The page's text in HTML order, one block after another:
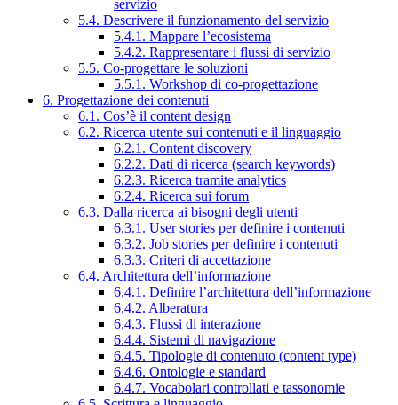
servizio
5.4. Descrivere il funzionamento del servizio
5.4.1. Mappare l’ecosistema
5.4.2. Rappresentare i flussi di servizio
5.5. Co-progettare le soluzioni
5.5.1. Workshop di co-progettazione
6. Progettazione dei contenuti
6.1. Cos’è il content design
6.2. Ricerca utente sui contenuti e il linguaggio
6.2.1. Content discovery
6.2.2. Dati di ricerca (search keywords)
6.2.3. Ricerca tramite analytics
6.2.4. Ricerca sui forum
6.3. Dalla ricerca ai bisogni degli utenti
6.3.1. User stories per definire i contenuti
6.3.2. Job stories per definire i contenuti
6.3.3. Criteri di accettazione
6.4. Architettura dell’informazione
6.4.1. Definire l’architettura dell’informazione
6.4.2. Alberatura
6.4.3. Flussi di interazione
6.4.4. Sistemi di navigazione
6.4.5. Tipologie di contenuto (content type)
6.4.6. Ontologie e standard
6.4.7. Vocabolari controllati e tassonomie